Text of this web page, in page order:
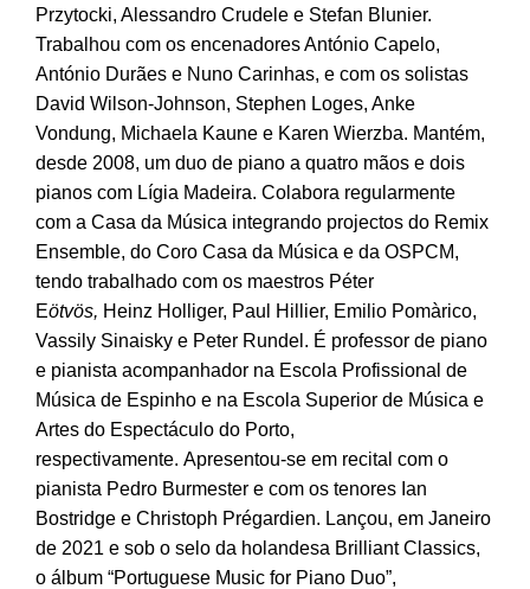
Przytocki, Alessandro Crudele e Stefan Blunier.
Trabalhou com os encenadores António Capelo,
António Durães e Nuno Carinhas, e com os solistas
David Wilson-Johnson, Stephen Loges, Anke
Vondung, Michaela Kaune e Karen Wierzba. Mantém,
desde 2008, um duo de piano a quatro mãos e dois
pianos com Lígia Madeira. Colabora regularmente
com a Casa da Música integrando projectos do Remix
Ensemble, do Coro Casa da Música e da OSPCM,
tendo trabalhado com os maestros Péter
Eötvös, Heinz Holliger, Paul Hillier, Emilio Pomàrico,
Vassily Sinaisky e Peter Rundel. É professor de piano
e pianista acompanhador na Escola Profissional de
Música de Espinho e na Escola Superior de Música e
Artes do Espectáculo do Porto,
respectivamente. Apresentou-se em recital com o
pianista Pedro Burmester e com os tenores Ian
Bostridge e Christoph Prégardien. Lançou, em Janeiro
de 2021 e sob o selo da holandesa Brilliant Classics,
o álbum “Portuguese Music for Piano Duo”,